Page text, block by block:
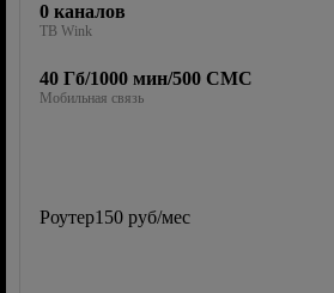
0 каналов
ТВ Wink
40 Гб/1000 мин/500 СМС
Мобильная связь
Роутер150 руб/мес